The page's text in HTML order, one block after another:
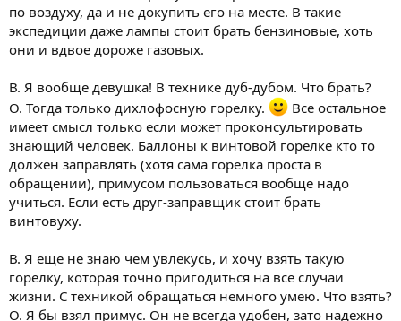
по воздуху, да и не докупить его на месте. В такие
экспедиции даже лампы стоит брать бензиновые, хоть
они и вдвое дороже газовых.
В. Я вообще девушка! В технике дуб-дубом. Что брать?
О. Тогда только дихлофосную горелку.
Все остальное
имеет смысл только если может проконсультировать
знающий человек. Баллоны к винтовой горелке кто то
должен заправлять (хотя сама горелка проста в
обращении), примусом пользоваться вообще надо
учиться. Если есть друг-заправщик стоит брать
винтовуху.
В. Я еще не знаю чем увлекусь, и хочу взять такую
горелку, которая точно пригодиться на все случаи
жизни. С техникой обращаться немного умею. Что взять?
О. Я бы взял примус. Он не всегда удобен, зато надежно